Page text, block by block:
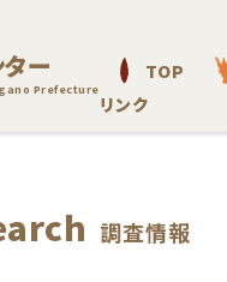
ー
Prefecture
TOP
リンク
調査情報